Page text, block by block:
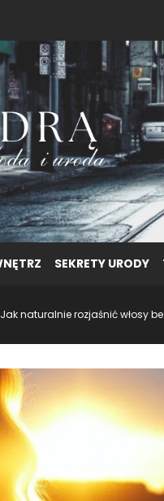
SEKRETY URODY
Jak naturalnie rozjaśnić włosy